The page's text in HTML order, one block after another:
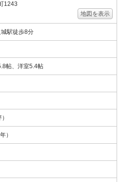
1243
地図を表示
駅徒歩8分
帖、洋室5.4帖
）